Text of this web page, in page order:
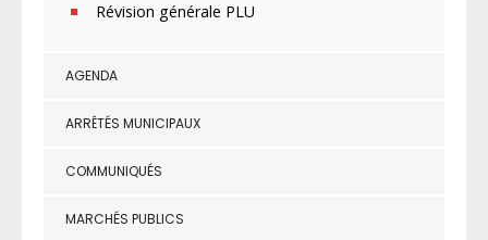
Révision générale PLU
AGENDA
ARRÊTÉS MUNICIPAUX
COMMUNIQUÉS
MARCHÉS PUBLICS